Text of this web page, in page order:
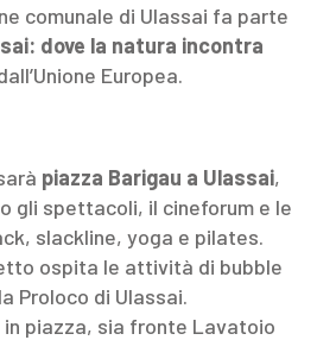
comunale di Ulassai fa parte
dove la natura incontra
Europea.
piazza Barigau a Ulassai,
gli spettacoli, il cineforum e le
slackline, yoga e pilates.
ospita le attività di bubble
Proloco di Ulassai.
piazza, sia fronte Lavatoio